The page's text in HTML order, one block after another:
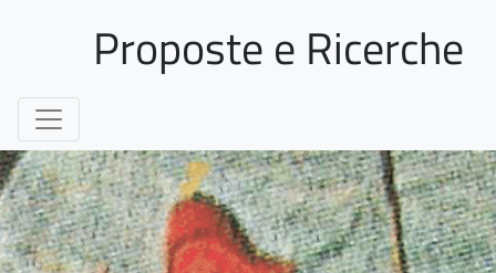
Proposte e Ricerche